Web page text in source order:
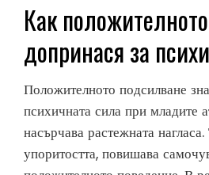
Как
допринася за
Положителното подсилване
психичната сила при младите
насърчава растежната
упоритостта, повишава